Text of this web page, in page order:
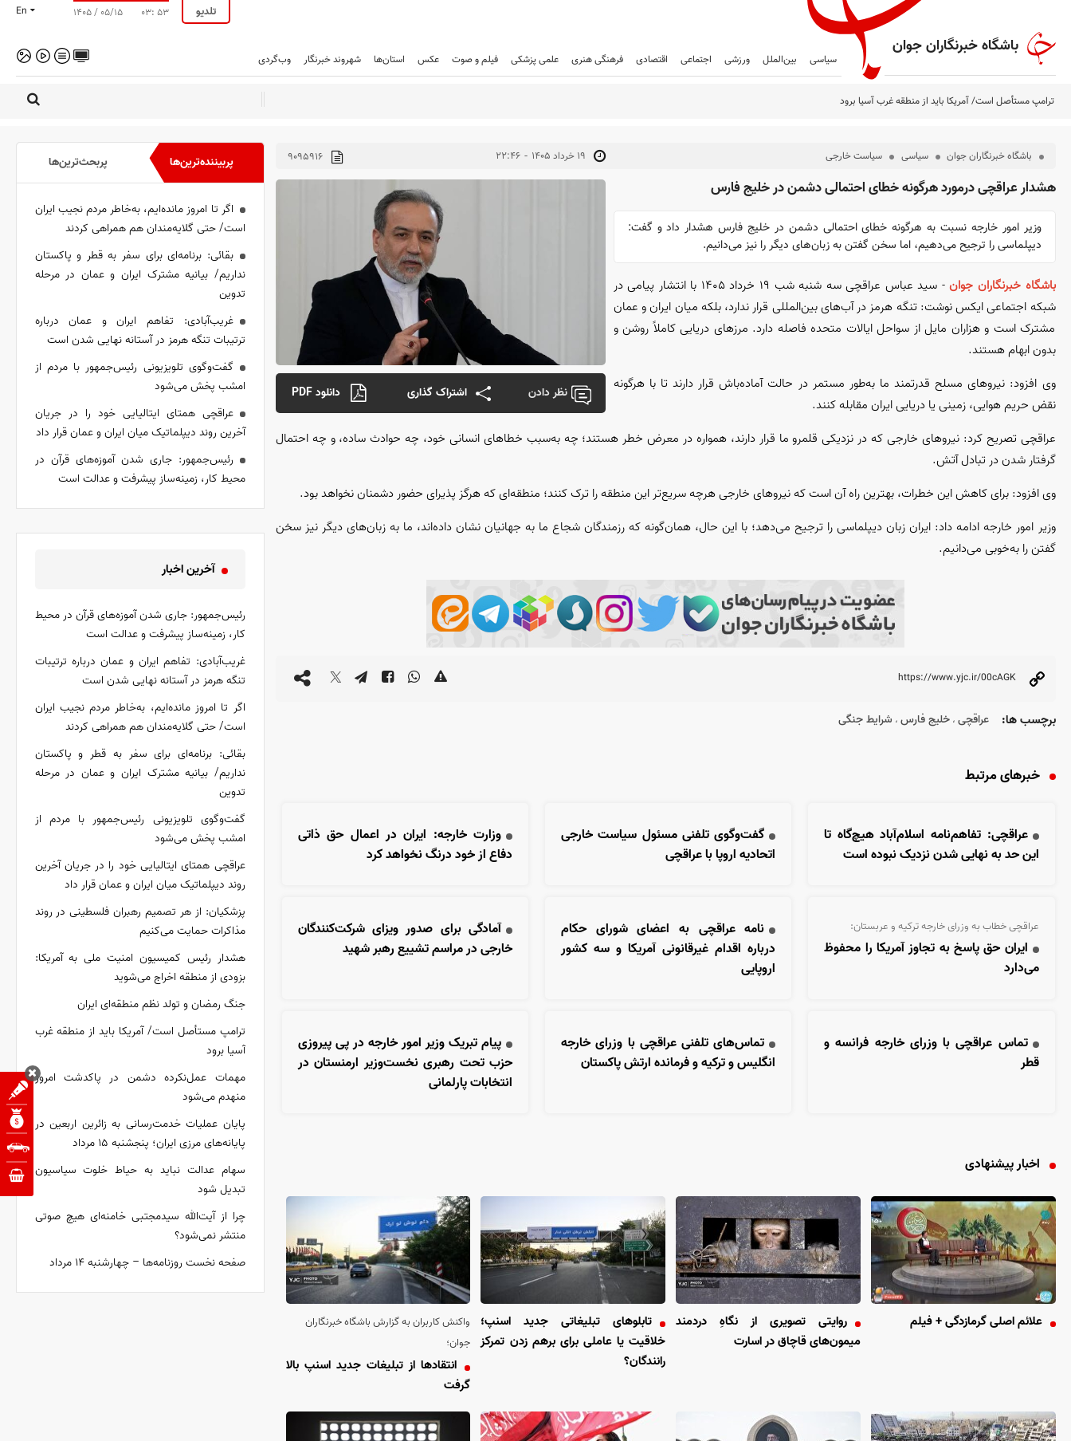
باشگاه خبرنگاران جوان
En ۱۴۰۵ / ۰۵/۱۵ ۰۳: ۵۳ تلدیو
سیاسی بین‌الملل ورزشی اجتماعی اقتصادی فرهنگی هنری علمی پزشکی فیلم و صوت عکس استان‌ها شهروند خبرنگار وب‌گردی
ترامپ مستأصل است/ آمریکا باید از منطقه غرب آسیا برود
۲۲:۴۶ - ۱۹ خرداد ۱۴۰۵ ۹۰۹۵۹۱۶
نظر دادن اشتراک گذاری دانلود PDF
باشگاه خبرنگاران جوان سیاسی سیاست خارجی
هشدار عراقچی درمورد هرگونه خطای احتمالی دشمن در خلیج فارس
وزیر امور خارجه نسبت به هرگونه خطای احتمالی دشمن در خلیج فارس هشدار داد و گفت:
دیپلماسی را ترجیح می‌دهیم، اما سخن گفتن به زبان‌های دیگر را نیز می‌دانیم.
باشگاه خبرنگاران جوان
- سید عباس عراقچی سه شنبه شب ۱۹ خرداد ۱۴۰۵ با انتشار پیامی در
شبکه اجتماعی ایکس نوشت: تنگه هرمز در آب‌های بین‌المللی قرار ندارد، بلکه میان ایران و عمان
مشترک است و هزاران مایل از سواحل ایالات متحده فاصله دارد. مرز‌های دریایی کاملاً روشن و
بدون ابهام هستند.
وی افزود: نیرو‌های مسلح قدرتمند ما به‌طور مستمر در حالت آماده‌باش قرار دارند تا با هرگونه
نقض حریم هوایی، زمینی یا دریایی ایران مقابله کنند.
عراقچی تصریح کرد: نیرو‌های خارجی که در نزدیکی قلمرو ما قرار دارند، همواره در معرض خطر هستند؛ چه به‌سبب خطا‌های انسانی خود، چه حوادث ساده، و چه احتمال
گرفتار شدن در تبادل آتش.
وی افزود: برای کاهش این خطرات، بهترین راه آن است که نیرو‌های خارجی هرچه سریع‌تر این منطقه را ترک کنند؛ منطقه‌ای که هرگز پذیرای حضور دشمنان نخواهد بود.
وزیر امور خارجه ادامه داد: ایران زبان دیپلماسی را ترجیح می‌دهد؛ با این حال، همان‌گونه که رزمندگان شجاع ما به جهانیان نشان داده‌اند، ما به زبان‌های دیگر نیز سخن
گفتن را به‌خوبی می‌دانیم.
برچسب ها: عراقچی ،خلیج فارس ، شرایط جنگی
خبرهای مرتبط
عراقچی: تفاهم‌نامه اسلام‌آباد هیچ‌گاه تا
این حد به نهایی شدن نزدیک نبوده است
گفت‌وگوی تلفنی مسئول سیاست خارجی
اتحادیه اروپا با عراقچی
وزارت خارجه: ایران در اعمال حق ذاتی
دفاع از خود درنگ نخواهد کرد
عراقچی خطاب به وزرای خارجه ترکیه و عربستان:
ایران حق پاسخ به تجاوز آمریکا را محفوظ
می‌دارد
نامه عراقچی به اعضای شورای حکام
درباره اقدام غیرقانونی آمریکا و سه کشور
اروپایی
آمادگی برای صدور ویزای شرکت‌کنندگان
خارجی در مراسم تشییع رهبر شهید
تماس عراقچی با وزرای خارجه فرانسه و
قطر
تماس‌های تلفنی عراقچی با وزرای خارجه
انگلیس و ترکیه و فرمانده ارتش پاکستان
پیام تبریک وزیر امور خارجه در پی پیروزی
حزب تحت رهبری نخست‌وزیر ارمنستان در
انتخابات پارلمانی
اخبار پیشنهادی
علائم اصلی گرمازدگی + فیلم
روایتی تصویری از نگاهِ دردمند
میمون‌های قاچاق در اسارت
تابلو‌های تبلیغاتی جدید اسنپ؛
خلاقیت یا عاملی برای برهم زدن تمرکز
رانندگان؟
واکنش کاربران به گزارش باشگاه خبرنگاران
جوان؛
انتقاد‌ها از تبلیغات جدید اسنپ بالا
گرفت
پربیننده‌ترین‌ها پربحث‌ترین‌ها
اگر تا امروز مانده‌ایم، به‌خاطر مردم نجیب ایران
است/ حتی گلایه‌مندان هم همراهی کردند
بقائی: برنامه‌ای برای سفر به قطر و پاکستان
نداریم/ بیانیه مشترک ایران و عمان در مرحله
تدوین
غریب‌آبادی: تفاهم ایران و عمان درباره
ترتیبات تنگه هرمز در آستانه نهایی شدن است
گفت‌وگوی تلویزیونی رئیس‌جمهور با مردم از
امشب پخش می‌شود
عراقچی همتای ایتالیایی خود را در جریان
آخرین روند دیپلماتیک میان ایران و عمان قرار داد
رئیس‌جمهور: جاری شدن آموزه‌های قرآن در
محیط کار، زمینه‌ساز پیشرفت و عدالت است
آخرین اخبار
رئیس‌جمهور: جاری شدن آموزه‌های قرآن در محیط
کار، زمینه‌ساز پیشرفت و عدالت است
غریب‌آبادی: تفاهم ایران و عمان درباره ترتیبات
تنگه هرمز در آستانه نهایی شدن است
اگر تا امروز مانده‌ایم، به‌خاطر مردم نجیب ایران
است/ حتی گلایه‌مندان هم همراهی کردند
بقائی: برنامه‌ای برای سفر به قطر و پاکستان
نداریم/ بیانیه مشترک ایران و عمان در مرحله
تدوین
گفت‌وگوی تلویزیونی رئیس‌جمهور با مردم از
امشب پخش می‌شود
عراقچی همتای ایتالیایی خود را در جریان آخرین
روند دیپلماتیک میان ایران و عمان قرار داد
پزشکیان: از هر تصمیم رهبران فلسطینی در روند
مذاکرات حمایت می‌کنیم
هشدار رئیس کمیسیون امنیت ملی به آمریکا:
بزودی از منطقه اخراج می‌شوید
جنگ رمضان و تولد نظم منطقه‌ای ایران
ترامپ مستأصل است/ آمریکا باید از منطقه غرب
آسیا برود
مهمات عمل‌نکرده دشمن در پاکدشت امروز
منهدم می‌شود
پایان عملیات خدمت‌رسانی به زائرین اربعین در
پایانه‌های مرزی ایران؛ پنجشنبه ۱۵ مرداد
سهام عدالت نباید به حیاط خلوت سیاسیون
تبدیل شود
چرا از آیت‌الله سیدمجتبی خامنه‌ای هیچ صوتی
منتشر نمی‌شود؟
صفحه نخست روزنامه‌ها – چهارشنبه ۱۴ مرداد